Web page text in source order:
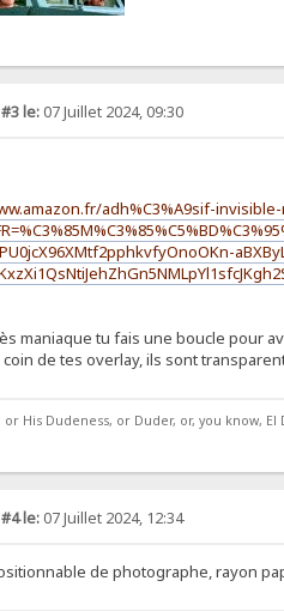
le:07 Juillet 2024, 09:30
adh%C3%A9sif-
maniaque tu fais une boucle pour
de tes overlay, ils sont
or His Dudeness, or Duder, or, you know,
le:07 Juillet 2024, 12:34
de photographe, rayon